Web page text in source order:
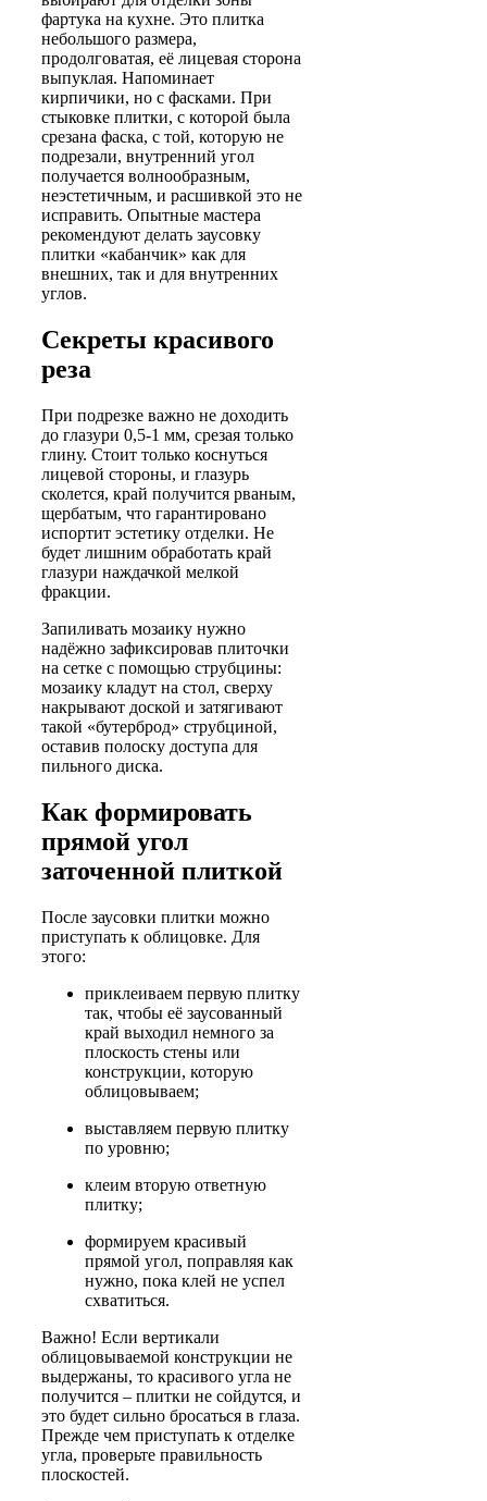
фартука на кухне. Это плитка
небольшого размера,
продолговатая, её лицевая сторона
выпуклая. Напоминает
кирпичики, но с фасками. При
стыковке плитки, с которой была
срезана фаска, с той, которую не
подрезали, внутренний угол
получается волнообразным,
неэстетичным, и расшивкой это не
исправить. Опытные мастера
рекомендуют делать заусовку
плитки «кабанчик» как для
внешних, так и для внутренних
углов.
Секреты красивого
реза
При подрезке важно не доходить
до глазури 0,5-1 мм, срезая только
глину. Стоит только коснуться
лицевой стороны, и глазурь
сколется, край получится рваным,
щербатым, что гарантировано
испортит эстетику отделки. Не
будет лишним обработать край
глазури наждачкой мелкой
фракции.
Запиливать мозаику нужно
надёжно зафиксировав плиточки
на сетке с помощью струбцины:
мозаику кладут на стол, сверху
накрывают доской и затягивают
такой «бутерброд» струбциной,
оставив полоску доступа для
пильного диска.
Как формировать
прямой угол
заточенной плиткой
После заусовки плитки можно
приступать к облицовке. Для
этого:
приклеиваем первую плитку
так, чтобы её заусованный
край выходил немного за
плоскость стены или
конструкции, которую
облицовываем;
выставляем первую плитку
по уровню;
клеим вторую ответную
плитку;
формируем красивый
прямой угол, поправляя как
нужно, пока клей не успел
схватиться.
Важно! Если вертикали
облицовываемой конструкции не
выдержаны, то красивого угла не
получится – плитки не сойдутся, и
это будет сильно бросаться в глаза.
Прежде чем приступать к отделке
угла, проверьте правильность
плоскостей.